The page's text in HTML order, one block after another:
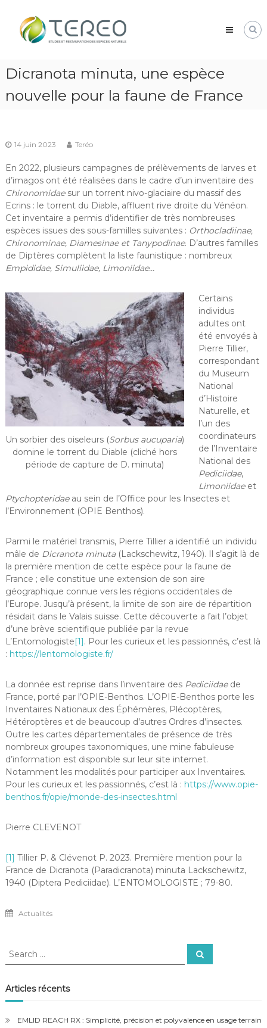
content
TEREO
étude
espaces
naturels
Dicranota minuta, une espèce
nouvelle pour la faune de France
14 juin 2023 Teréo
En 2022, plusieurs campagnes de prélèvements de larves et
d’imagos ont été réalisées dans le cadre d’un inventaire des
Chironomidaesur un torrent nivo-glaciaire du massif des
Ecrins : le torrent du Diable, affluent rive droite du Vénéon.
Cet inventaire a permis d’identifier de très nombreuses
espèces issues des sous-familles suivantes : Orthocladiinae,
Chironominae, Diamesinae et Tanypodinae. D’autres familles
de Diptères complètent la liste faunistique : nombreux
Empididae, Simuliidae, Limoniidae…
Un sorbier des oiseleurs (Sorbus aucuparia)
domine le torrent du Diable (cliché hors
période de capture de D. minuta)
Certains
individus
adultes ont
été envoyés à
Pierre Tillier,
correspondant
du Museum
National
d’Histoire
Naturelle, et
l’un des
coordinateurs
de l’Inventaire
National des
Pediciidae,
Limoniidaeet
Ptychopteridaeau sein de l’Office pour les Insectes et
l’Environnement (OPIE Benthos).
Parmi le matériel transmis, Pierre Tillier a identifié un individu
mâle de Dicranota minuta(Lackschewitz, 1940). Il s’agit là de
la première mention de cette espèce pour la faune de
France ; elle constitue une extension de son aire
géographique connue vers les régions occidentales de
l’Europe. Jusqu’à présent, la limite de son aire de répartition
résidait dans le Valais suisse. Cette découverte a fait l’objet
d’une brève scientifique publiée par la revue
L’Entomologiste[1]. Pour les curieux et les passionnés, c’est là
: https://lentomologiste.fr/
La donnée est reprise dans l’inventaire des Pediciidaede
France, porté par l’OPIE-Benthos. L’OPIE-Benthos porte les
Inventaires Nationaux des Éphémères, Plécoptères,
Hétéroptères et de beaucoup d’autres Ordres d’insectes.
Outre les cartes départementales de présence de très
nombreux groupes taxonomiques, une mine fabuleuse
d’information est disponible sur leur site internet.
Notamment les modalités pour participer aux Inventaires.
Pour les curieux et les passionnés, c’est là : https://www.opie-
benthos.fr/opie/monde-des-insectes.html
Pierre CLEVENOT
[1] Tillier P. & Clévenot P. 2023. Première mention pour la
France de Dicranota (Paradicranota) minuta Lackschewitz,
1940 (Diptera Pediciidae). L’ENTOMOLOGISTE ; 79-80.
Actualités
Search
Search
Articles récents
EMLID REACH RX : Simplicité, précision et polyvalence en usage terrain